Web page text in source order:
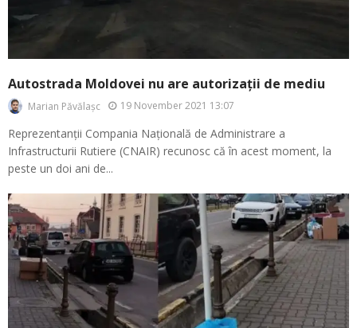
Autostrada Moldovei nu are autorizații de mediu
Marian Păvălașc 19 November 2021 13:07
Reprezentanții Compania Națională de Administrare a
Infrastructurii Rutiere (CNAIR) recunosc că în acest moment, la
peste un doi ani de...